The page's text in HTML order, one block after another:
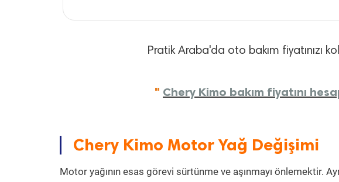
Pratik Araba'da oto bakım fiyatınızı
" Chery Kimo bakım fiyatını
Chery Kimo Motor Yağ Değişimi
Motor yağının esas görevi sürtünme ve aşınmayı önlemektir.